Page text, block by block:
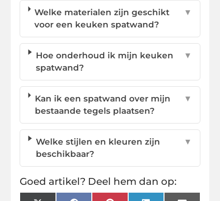
Welke materialen zijn geschikt
voor een keuken spatwand?
▼
Hoe onderhoud ik mijn keuken
spatwand?
▼
Kan ik een spatwand over mijn
bestaande tegels plaatsen?
▼
Welke stijlen en kleuren zijn
beschikbaar?
▼
Goed artikel? Deel hem dan op: